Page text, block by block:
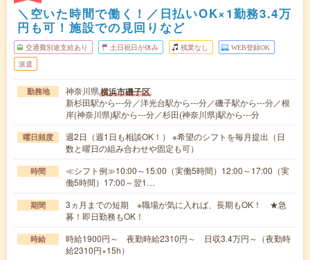
＼空いた時間で働く！／日払いOK×1勤務3.4万
円も可！施設での見回りなど
交通費別途支給あり 土日祝日が休み 残業なし WEB登録OK
派遣
勤務地 神奈川県横浜市磯子区
新杉田駅から---分／洋光台駅から---分／磯子駅から---分／根
岸(神奈川県)駅から---分／杉田(神奈川県)駅から---分
曜日頻度
週2日（週1日も相談OK！） ※希望のシフトを毎月提出（日
数と曜日の組み合わせや固定も可）
時間
≪シフト例≫10:00～15:00（実働5時間）12:00～17:00（実
働5時間）17:00～翌1…
期間
3ヵ月までの短期 ※職場が気に入れば、長期もOK！ ★急
募！即日勤務もOK！
時給
時給1900円～ 夜勤時給2310円～ 日収3.4万円～（夜勤時
給2310円×15h）